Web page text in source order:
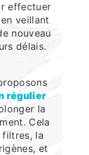
effectuer
veillant
nouveau
délais.
régulier
la
Cela
filtres, la
et